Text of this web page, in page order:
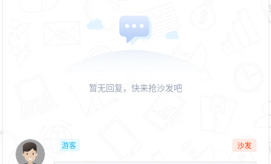
暂无回复，快来抢沙发吧
游客 沙发